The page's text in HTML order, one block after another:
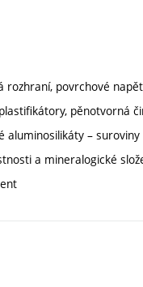
rozhraní, povrchové
pěnotvorná
–
a mineralogické